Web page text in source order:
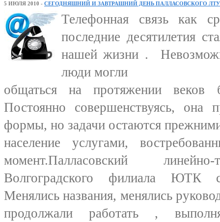
5 ИЮЛЯ 2010 - СЕГОДНЯШНИЙ И ЗАВТРАШНИЙ ДЕНЬ ПАЛЛАСОВСКОГО ЛТУ
Телефонная связь как
последние десятилетия
нашей жизни .
люди могли
общаться на протяжении веков
Постоянно совершенствуясь, она
формы, но задачи остаются
население услугами,
момент.Палласовский
Волгоградского филиала ЮТК
Менялись названия, менялись
продолжали работать ,